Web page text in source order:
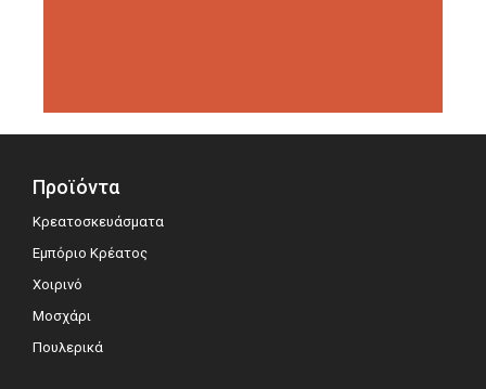
Προϊόντα
Κρεατοσκευάσματα
Εμπόριο Κρέατος
Χοιρινό
Μοσχάρι
Πουλερικά